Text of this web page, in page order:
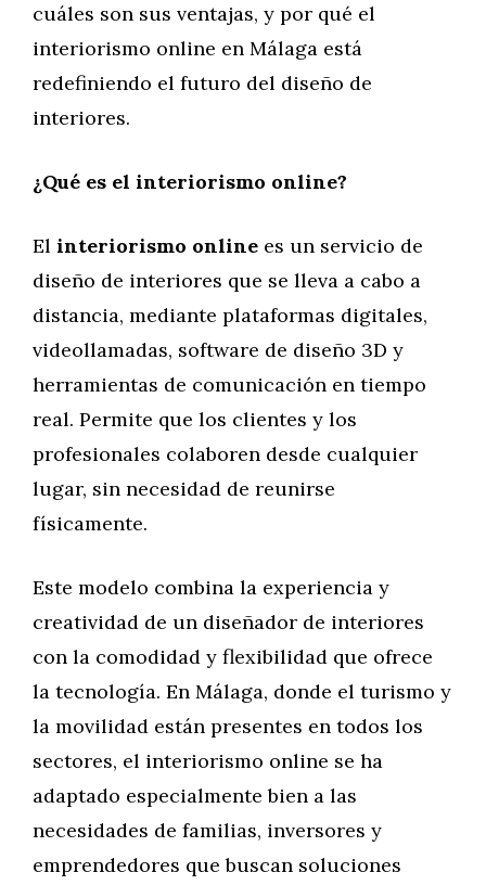
cuáles son sus ventajas, y por qué el
interiorismo online en Málaga está
redefiniendo el futuro del diseño de
interiores.
¿Qué es el interiorismo online?
El interiorismo online es un servicio de
diseño de interiores que se lleva a cabo a
distancia, mediante plataformas digitales,
videollamadas, software de diseño 3D y
herramientas de comunicación en tiempo
real. Permite que los clientes y los
profesionales colaboren desde cualquier
lugar, sin necesidad de reunirse
físicamente.
Este modelo combina la experiencia y
creatividad de un diseñador de interiores
con la comodidad y flexibilidad que ofrece
la tecnología. En Málaga, donde el turismo y
la movilidad están presentes en todos los
sectores, el interiorismo online se ha
adaptado especialmente bien a las
necesidades de familias, inversores y
emprendedores que buscan soluciones